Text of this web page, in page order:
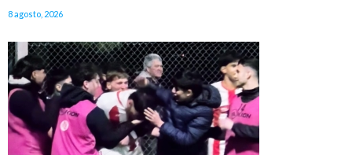
8 agosto, 2026